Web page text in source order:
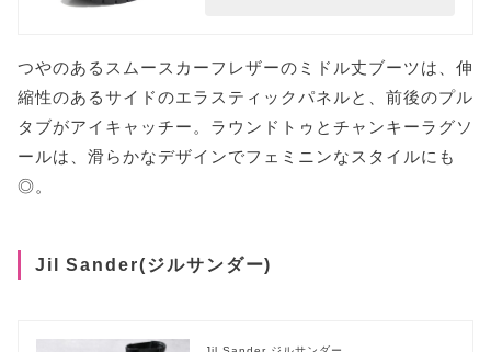
つやのあるスムースカーフレザーのミドル丈ブーツは、伸
縮性のあるサイドのエラスティックパネルと、前後のプル
タブがアイキャッチー。ラウンドトゥとチャンキーラグソ
ールは、滑らかなデザインでフェミニンなスタイルにも
◎。
Jil Sander(ジルサンダー)